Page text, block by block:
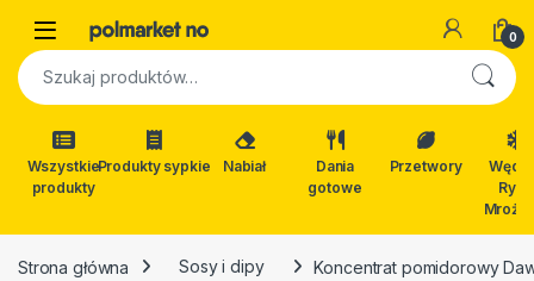
Open 0
Szukaj:
Wszystkie
produkty
Produkty sypkie Nabiał
Dania
gotowe
Przetwory
Ryby
Strona główna Sosy i dipy Koncentrat pomidorowy